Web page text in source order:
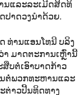
ນແລະລະເມີດສິດທິ
ປາດວງນຳດ້ວຍ.
ທ່ານແອນໂທນີ ບລິງ
າ ມາດຕະການເຫຼົ່ານີ້
ບຕໍ່ເອົາບາດກ້າວ
ນຕໍ່ພວກທະຫານແລະ
ຕ່າວປີ້ນທິດທາງ